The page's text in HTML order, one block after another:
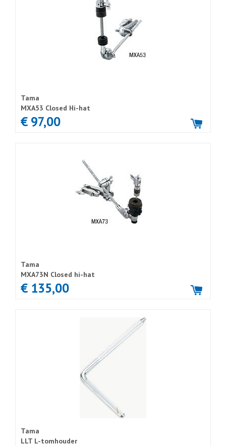
Tama
MXA53 Closed Hi-hat
€ 97,00
Tama
MXA73N Closed hi-hat
€ 135,00
Tama
LLT L-tomhouder